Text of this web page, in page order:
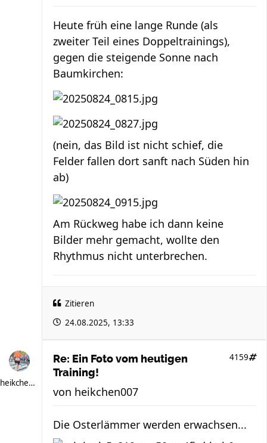
Heute früh eine lange Runde (als
zweiter Teil eines Doppeltrainings),
gegen die steigende Sonne nach
Baumkirchen:
(nein, das Bild ist nicht schief, die
Felder fallen dort sanft nach Süden hin
ab)
Am Rückweg habe ich dann keine
Bilder mehr gemacht, wollte den
Rhythmus nicht unterbrechen.
Zitieren
24.08.2025, 13:33
heikchen007
Re: Ein Foto vom heutigen
Training!
4159
von heikchen007
Die Osterlämmer werden erwachsen...